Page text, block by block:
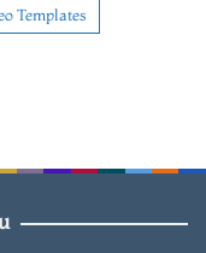
Templates